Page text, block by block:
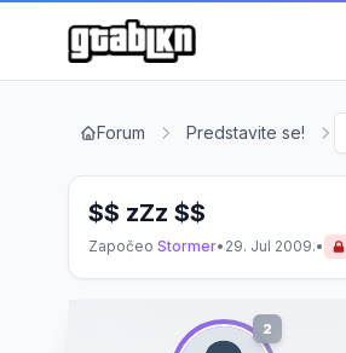
Forum Predstavite se!
$$ zZz $$
Započeo Stormer• 29. Jul 2009.•
2